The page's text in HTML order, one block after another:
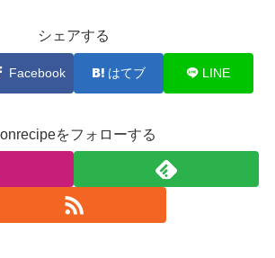
シェアする
Facebook はてブ LINE
をフォローする